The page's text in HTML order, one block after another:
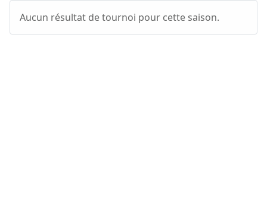
Aucun résultat de tournoi pour cette saison.